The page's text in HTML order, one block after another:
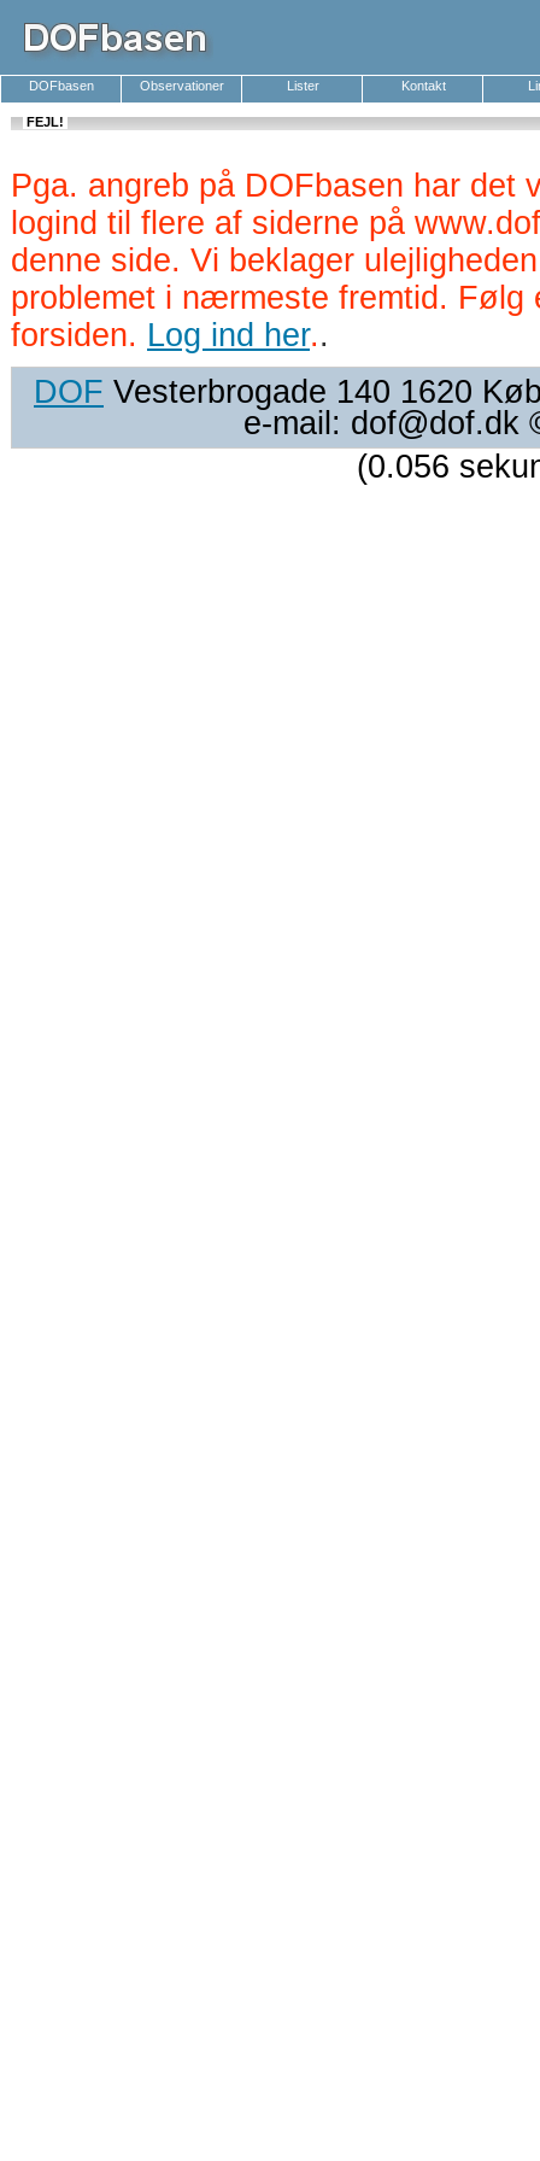
DOFbasen Observationer Lister Kontakt
FEJL!
Pga. angreb på DOFbasen har
logind til flere af siderne på
denne side. Vi beklager
problemet i nærmeste fremtid. Følg
forsiden. Log ind her..
DOF Vesterbrogade 140 1620
e-mail: dof@dof.dk
(0.056